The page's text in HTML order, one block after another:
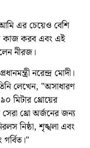
এর চেয়েও বেশি
কাজ করব এবং এই
নীরজ।
নরেন্দ্র মোদী।
লেখেন, "অসাধারণ
মিটার থ্রোয়ের
থ্রো অর্জনের জন্য
নিষ্ঠা, শৃঙ্খলা এবং